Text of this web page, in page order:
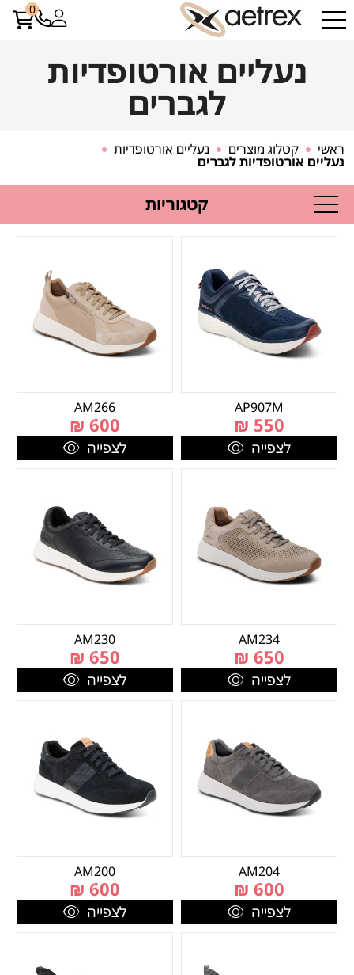
0
נעליים אורטופדיות
לגברים
ראשי קטלוג מוצרים נעליים אורטופדיות
נעליים אורטופדיות לגברים
קטגוריות
AP907M
550
₪
לצפייה
AM266
600
₪
לצפייה
AM234
650
₪
לצפייה
AM230
650
₪
לצפייה
AM204
600
₪
לצפייה
AM200
600
₪
לצפייה